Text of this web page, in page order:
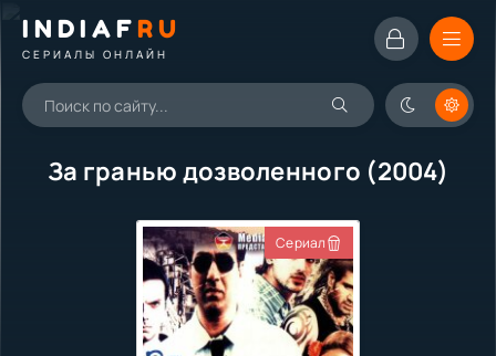
INDIAFRU
СЕРИАЛЫ ОНЛАЙН
За гранью дозволенного (2004)
Сериал